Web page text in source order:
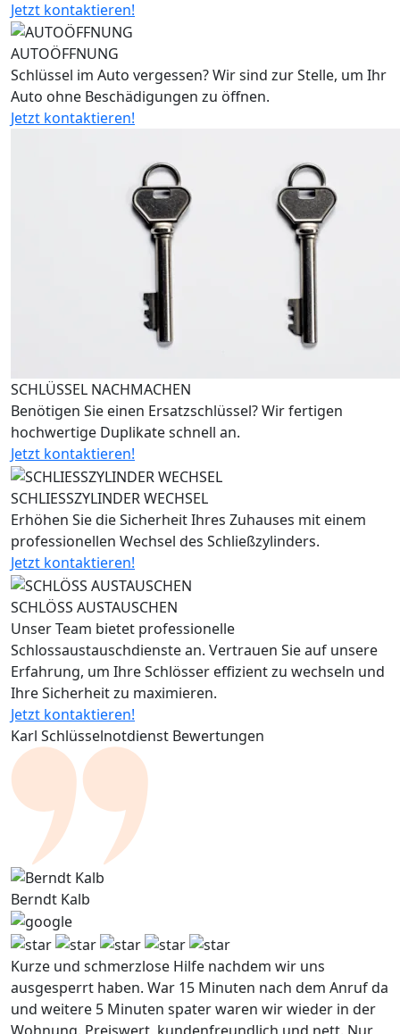
Jetzt kontaktieren!
AUTOÖFFNUNG
Schlüssel im Auto vergessen? Wir sind zur Stelle, um Ihr
Auto ohne Beschädigungen zu öffnen.
Jetzt kontaktieren!
SCHLÜSSEL NACHMACHEN
Benötigen Sie einen Ersatzschlüssel? Wir fertigen
hochwertige Duplikate schnell an.
Jetzt kontaktieren!
SCHLIESSZYLINDER WECHSEL
Erhöhen Sie die Sicherheit Ihres Zuhauses mit einem
professionellen Wechsel des Schließzylinders.
Jetzt kontaktieren!
SCHLÖSS AUSTAUSCHEN
Unser Team bietet professionelle
Schlossaustauschdienste an. Vertrauen Sie auf unsere
Erfahrung, um Ihre Schlösser effizient zu wechseln und
Ihre Sicherheit zu maximieren.
Jetzt kontaktieren!
Karl Schlüsselnotdienst Bewertungen
Berndt Kalb
Kurze und schmerzlose Hilfe nachdem wir uns
ausgesperrt haben. War 15 Minuten nach dem Anruf da
und weitere 5 Minuten spater waren wir wieder in der